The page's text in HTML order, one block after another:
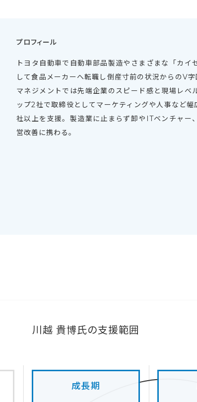
プロフィール
トヨタ自動車で自動車部品製造やさまざまな「カイ
して食品メーカーへ転職し倒産寸前の状況からのV
マネジメントでは先端企業のスピード感と現場レベ
ップ2社で取締役としてマーケティングや人事など
社以上を支援。製造業に止まらず卸やITベンチャー
営改善に携わる。
川越 貴博氏の支援範囲
成⻑期